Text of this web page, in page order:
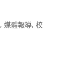
, 媒體報導, 校